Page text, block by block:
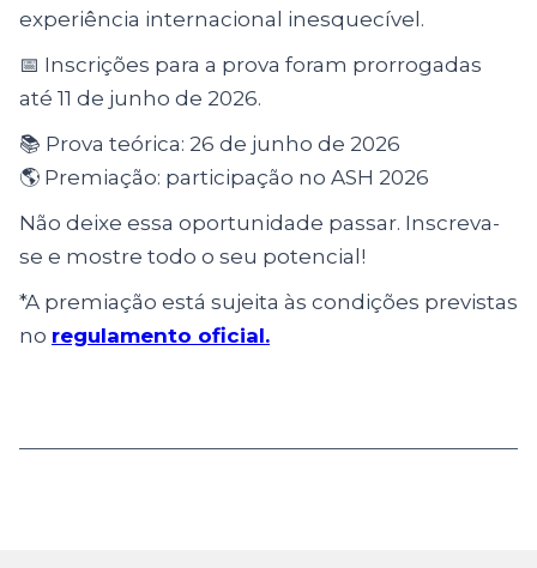
experiência internacional inesquecível.
📅 Inscrições para a prova foram prorrogadas
até 11 de junho de 2026.
📚 Prova teórica: 26 de junho de 2026
🌎 Premiação: participação no ASH 2026
Não deixe essa oportunidade passar. Inscreva-
se e mostre todo o seu potencial!
*A premiação está sujeita às condições previstas
no regulamento oficial.